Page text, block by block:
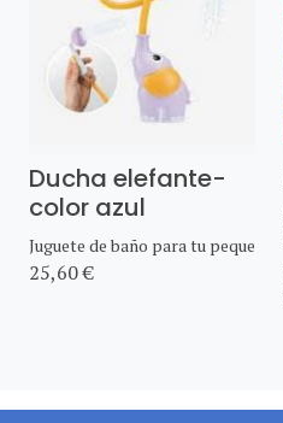
Ducha elefante-
color azul
Juguete de baño para tu peque
25,60 €